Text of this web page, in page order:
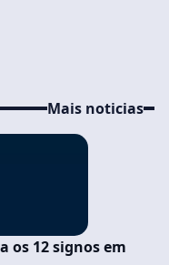
Mais noticias
os 12 signos em